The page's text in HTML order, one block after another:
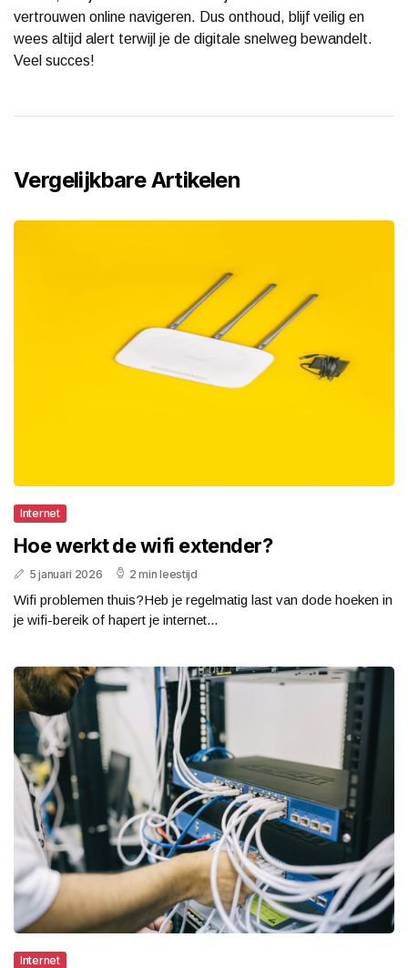
vertrouwen online navigeren. Dus onthoud, blijf veilig en
wees altijd alert terwijl je de digitale snelweg bewandelt.
Veel succes!
Vergelijkbare Artikelen
Internet
Hoe werkt de wifi extender?
5 januari 2026 2 min leestijd
Wifi problemen thuis?Heb je regelmatig last van dode hoeken in
je wifi-bereik of hapert je internet...
Internet